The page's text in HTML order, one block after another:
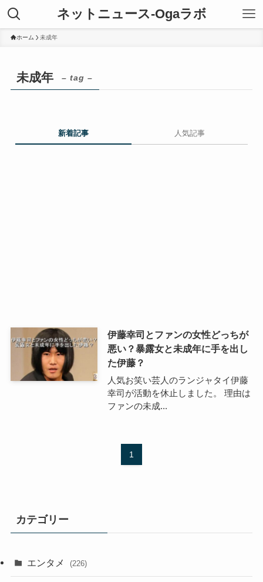
ネットニュース-Ogaラボ
ホーム 未成年
未成年 – tag –
新着記事 人気記事
伊藤幸司とファンの女性どっちが
悪い？暴露女と未成年に手を出し
た伊藤？
人気お笑い芸人のランジャタイ伊藤
幸司が活動を休止しました。 理由は
ファンの未成...
1
カテゴリー
エンタメ (226)